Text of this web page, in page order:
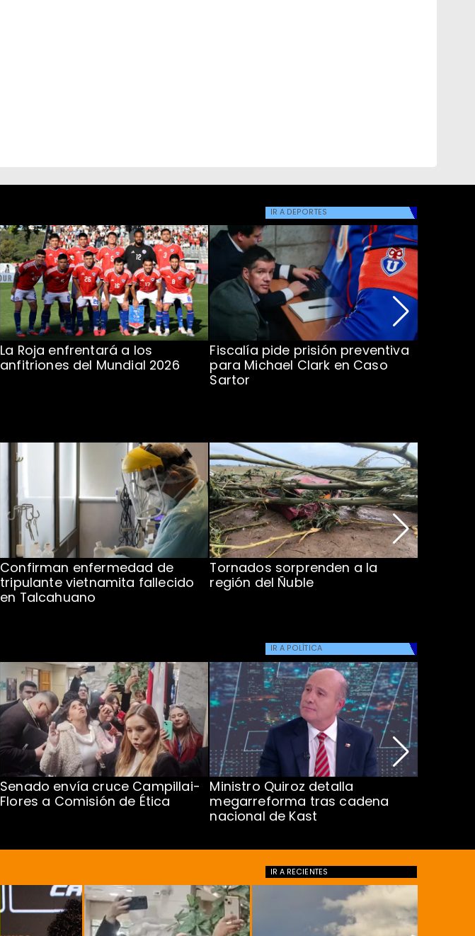
IR A DEPORTES
La Roja enfrentará a los
anfitriones del Mundial 2026
Fiscalía pide prisión preventiva
para Michael Clark en Caso
Sartor
Confirman enfermedad de
tripulante vietnamita fallecido
en Talcahuano
Tornados sorprenden a la
región del Ñuble
IR A POLÍTICA
Senado envía cruce Campillai-
Flores a Comisión de Ética
Ministro Quiroz detalla
megarreforma tras cadena
nacional de Kast
IR A RECIENTES